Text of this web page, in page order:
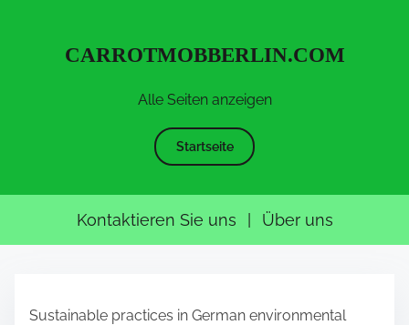
Alle Seiten anzeigen
CARROTMOBBERLIN.COM
Startseite
Kontaktieren Sie uns | Über uns
Sustainable practices in German environmental